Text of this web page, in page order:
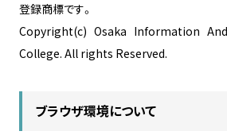
登録商標です。
Copyright(c) Osaka Information
College. All rights Reserved.
ブラウザ環境について